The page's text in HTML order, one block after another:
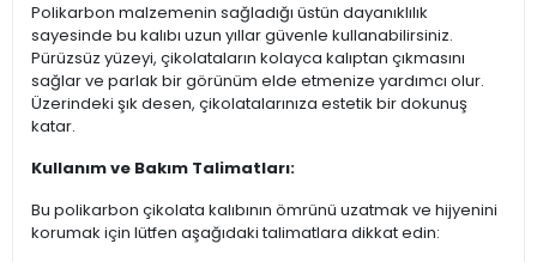
Polikarbon malzemenin sağladığı üstün dayanıklılık
sayesinde bu kalıbı uzun yıllar güvenle kullanabilirsiniz.
Pürüzsüz yüzeyi, çikolataların kolayca kalıptan çıkmasını
sağlar ve parlak bir görünüm elde etmenize yardımcı olur.
Üzerindeki şık desen, çikolatalarınıza estetik bir dokunuş
katar.
Kullanım ve Bakım Talimatları:
Bu polikarbon çikolata kalıbının ömrünü uzatmak ve hijyenini
korumak için lütfen aşağıdaki talimatlara dikkat edin: